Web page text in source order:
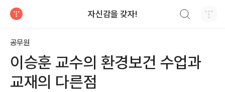
자신감을 갖자!
공무원
이승훈 교수의 환경보건 수업과
교재의 다른점